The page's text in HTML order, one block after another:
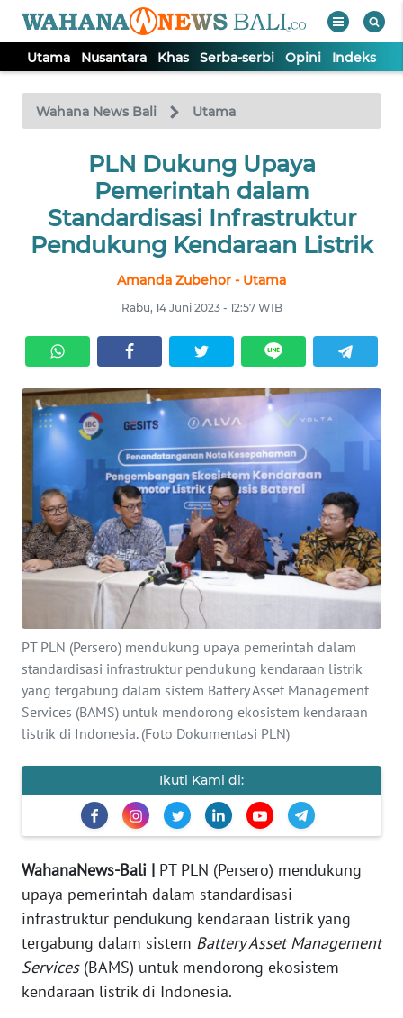
Utama Nusantara Khas Serba-serbi Opini Indeks
Wahana News Bali Utama
PLN Dukung Upaya
Pemerintah dalam
Standardisasi Infrastruktur
Pendukung Kendaraan Listrik
Amanda Zubehor - Utama
Rabu, 14 Juni 2023 - 12:57 WIB
PT PLN (Persero) mendukung upaya pemerintah dalam
standardisasi infrastruktur pendukung kendaraan listrik
yang tergabung dalam sistem Battery Asset Management
Services (BAMS) untuk mendorong ekosistem kendaraan
listrik di Indonesia. (Foto Dokumentasi PLN)
Ikuti Kami di:
WahanaNews-Bali | PT PLN (Persero) mendukung
upaya pemerintah dalam standardisasi
infrastruktur pendukung kendaraan listrik yang
tergabung dalam sistem Battery Asset Management
Services(BAMS) untuk mendorong ekosistem
kendaraan listrik di Indonesia.
TV
Tutup
NUSANTARA
SERBI
Informasi
BERITA
KONTAK
KAMI
TENTANG
KAMI
PEDOMAN
KARIR
DISCLAIMER
Wahana
News
Regional